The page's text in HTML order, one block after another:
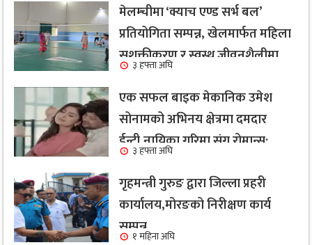
मेलम्चीमा ‘क्याच एण्ड सर्भ बल’
प्रतियोगिता सम्पन्न, खेलमार्फत महिला
सशक्तीकरण र स्वस्थ जीवनशैलीमा
जोड
३ हफ्ता अघि
एक सफल बाइक मेकानिक उमेश
सोनामको अभिनय क्षेत्रमा दमदार
ईन्ट्री,नायिका गरिमा संग रोमान्स:
हेर्नुहोस भिडियो ।
३ हफ्ता अघि
गृहमन्त्री गुरुङ द्वारा जिल्ला प्रहरी
कार्यालय,मोरङको निरीक्षण कार्य
सम्पन्न१ महिना अघि